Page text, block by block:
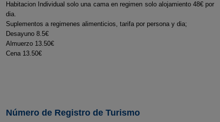
Habitacion Individual solo una cama en regimen solo alojamiento 48€ por
dia.
Suplementos a regimenes alimenticios, tarifa por persona y dia;
Desayuno 8.5€
Almuerzo 13.50€
Cena 13.50€
Número de Registro de Turismo